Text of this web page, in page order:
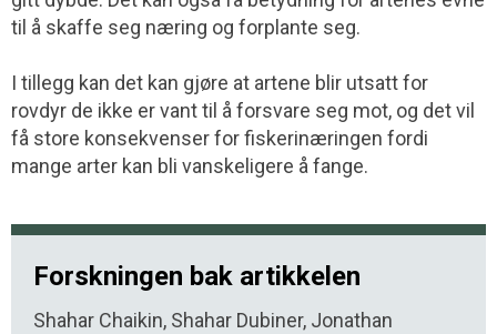
til å skaffe seg næring og forplante seg.
I tillegg kan det kan gjøre at artene blir utsatt for
rovdyr de ikke er vant til å forsvare seg mot, og det vil
få store konsekvenser for fiskerinæringen fordi
mange arter kan bli vanskeligere å fange.
Forskningen bak artikkelen
Shahar Chaikin, Shahar Dubiner, Jonathan